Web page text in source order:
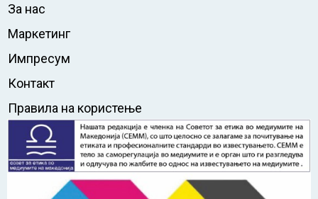
За нас
Маркетинг
Импресум
Контакт
Правила на користење